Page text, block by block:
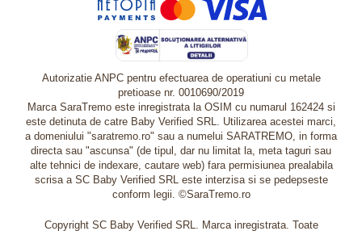
Autorizatie ANPC pentru efectuarea de operatiuni cu metale
pretioase nr. 0010690/2019
Marca SaraTremo este inregistrata la OSIM cu numarul 162424 si
este detinuta de catre Baby Verified SRL. Utilizarea acestei marci,
a domeniului "saratremo.ro" sau a numelui SARATREMO, in forma
directa sau "ascunsa" (de tipul, dar nu limitat la, meta taguri sau
alte tehnici de indexare, cautare web) fara permisiunea prealabila
scrisa a SC Baby Verified SRL este interzisa si se pedepseste
conform legii. ©SaraTremo.ro
Copyright SC Baby Verified SRL. Marca inregistrata. Toate